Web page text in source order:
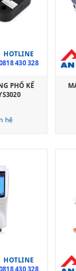
HOTLINE
430 328
PHỔ KẾ
hệ
HOTLINE
430 328